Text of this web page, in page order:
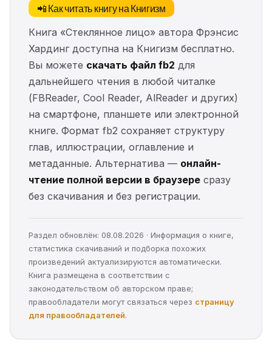
📲 Как читать книгу на Книгизм
Книга «Стеклянное лицо» автора Фрэнсис
Хардинг доступна на Книгизм бесплатно.
Вы можете скачать файл fb2 для
дальнейшего чтения в любой читалке
(FBReader, Cool Reader, AlReader и других)
на смартфоне, планшете или электронной
книге. Формат fb2 сохраняет структуру
глав, иллюстрации, оглавление и
метаданные. Альтернатива — онлайн-
чтение полной версии в браузере сразу
без скачивания и без регистрации.
Раздел обновлён: 08.08.2026 · Информация о книге,
статистика скачиваний и подборка похожих
произведений актуализируются автоматически.
Книга размещена в соответствии с
законодательством об авторском праве;
правообладатели могут связаться через страницу
для правообладателей.